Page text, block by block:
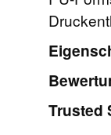
Trusted